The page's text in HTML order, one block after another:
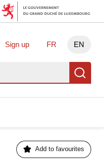
Sign up FR EN
Add to favourites